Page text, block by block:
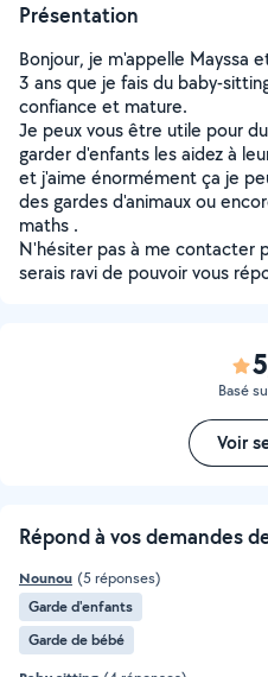
Présentation
Bonjour, je m'appelle Mayssa
3 ans que je fais du baby-
confiance et mature.
Je peux vous être utile pour
garder d'enfants les aidez à
et j'aime énormément ça je
des gardes d'animaux ou
maths .
N'hésiter pas à me contacter
serais ravi de pouvoir vous
Basé
Voir
Répond à vos demandes
Nounou (5 réponses)
Garde d'enfants
Garde de bébé